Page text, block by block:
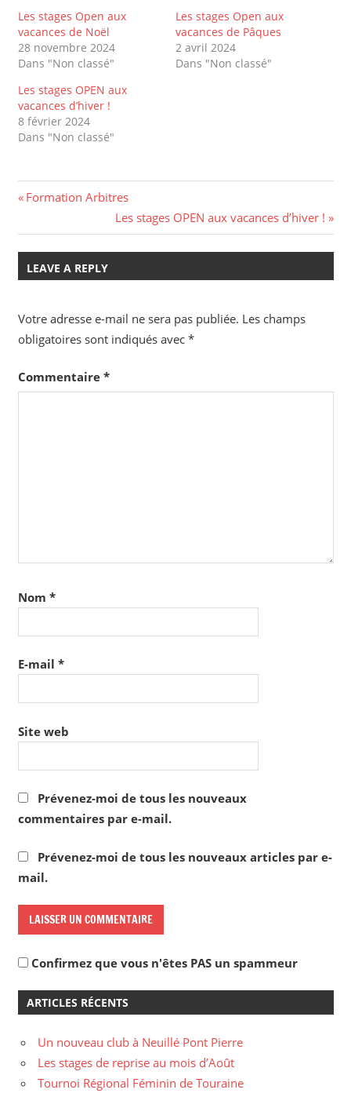
Les stages Open aux
vacances de Noël
28 novembre 2024
Dans "Non classé"
Les stages Open aux
vacances de Pâques
2 avril 2024
Dans "Non classé"
Les stages OPEN aux
vacances d’hiver !
8 février 2024
Dans "Non classé"
Navigation
de
l’article
Previous
Formation Arbitres
Next
Post:
Les stages OPEN aux vacances d’hiver !
LEAVE A REPLY
Votre adresse e-mail ne sera pas publiée. Les champs
obligatoires sont indiqués avec *
Commentaire *
Nom *
E-mail *
Site web
Prévenez-moi de tous les nouveaux
commentaires par e-mail.
Prévenez-moi de tous les nouveaux articles par e-
mail.
Confirmez que vous n'êtes PAS un spammeur
ARTICLES RÉCENTS
Un nouveau club à Neuillé Pont Pierre
Les stages de reprise au mois d’Août
Tournoi Régional Féminin de Touraine